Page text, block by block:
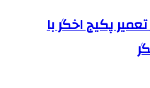
پکیج اخگر با